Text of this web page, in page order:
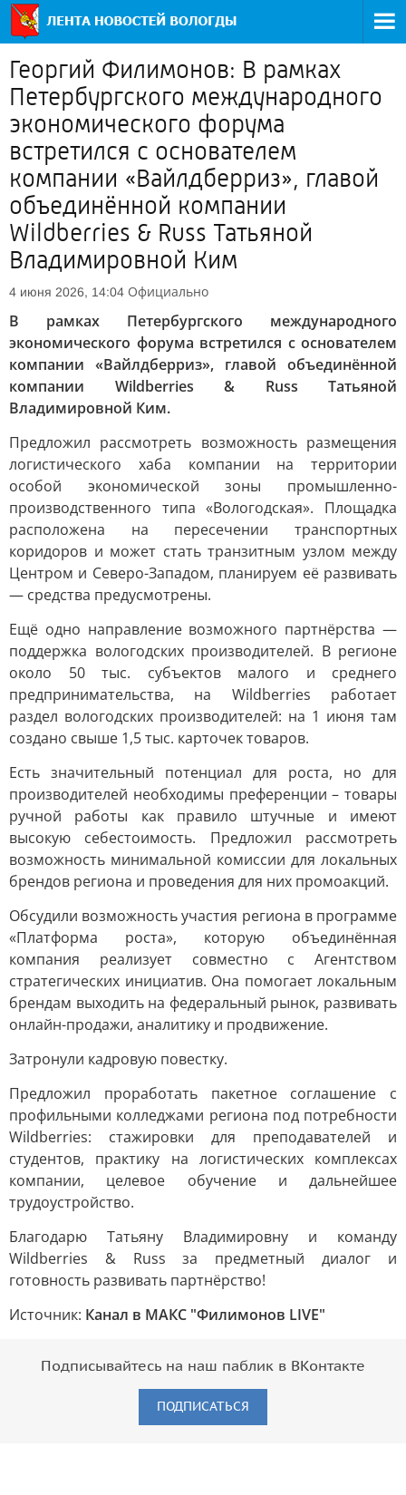
Георгий Филимонов: В рамках
Петербургского международного
экономического форума
встретился с основателем
компании «Вайлдберриз», главой
объединённой компании
Wildberries & Russ Татьяной
Владимировной Ким
4 июня 2026, 14:04 Официально
В рамках Петербургского международного
экономического форума встретился с основателем
компании «Вайлдберриз», главой объединённой
компании Wildberries & Russ Татьяной
Владимировной Ким.
Предложил рассмотреть возможность размещения
логистического хаба компании на территории
особой экономической зоны промышленно-
производственного типа «Вологодская». Площадка
расположена на пересечении транспортных
коридоров и может стать транзитным узлом между
Центром и Северо-Западом, планируем её развивать
— средства предусмотрены.
Ещё одно направление возможного партнёрства —
поддержка вологодских производителей. В регионе
около 50 тыс. субъектов малого и среднего
предпринимательства, на Wildberries работает
раздел вологодских производителей: на 1 июня там
создано свыше 1,5 тыс. карточек товаров.
Есть значительный потенциал для роста, но для
производителей необходимы преференции – товары
ручной работы как правило штучные и имеют
высокую себестоимость. Предложил рассмотреть
возможность минимальной комиссии для локальных
брендов региона и проведения для них промоакций.
Обсудили возможность участия региона в программе
«Платформа роста», которую объединённая
компания реализует совместно с Агентством
стратегических инициатив. Она помогает локальным
брендам выходить на федеральный рынок, развивать
онлайн-продажи, аналитику и продвижение.
Затронули кадровую повестку.
Предложил проработать пакетное соглашение с
профильными колледжами региона под потребности
Wildberries: стажировки для преподавателей и
студентов, практику на логистических комплексах
компании, целевое обучение и дальнейшее
трудоустройство.
Благодарю Татьяну Владимировну и команду
Wildberries & Russ за предметный диалог и
готовность развивать партнёрство!
Источник: Канал в МАКС "Филимонов LIVE"
Подписывайтесь на наш паблик в ВКонтакте
ПОДПИСАТЬСЯ